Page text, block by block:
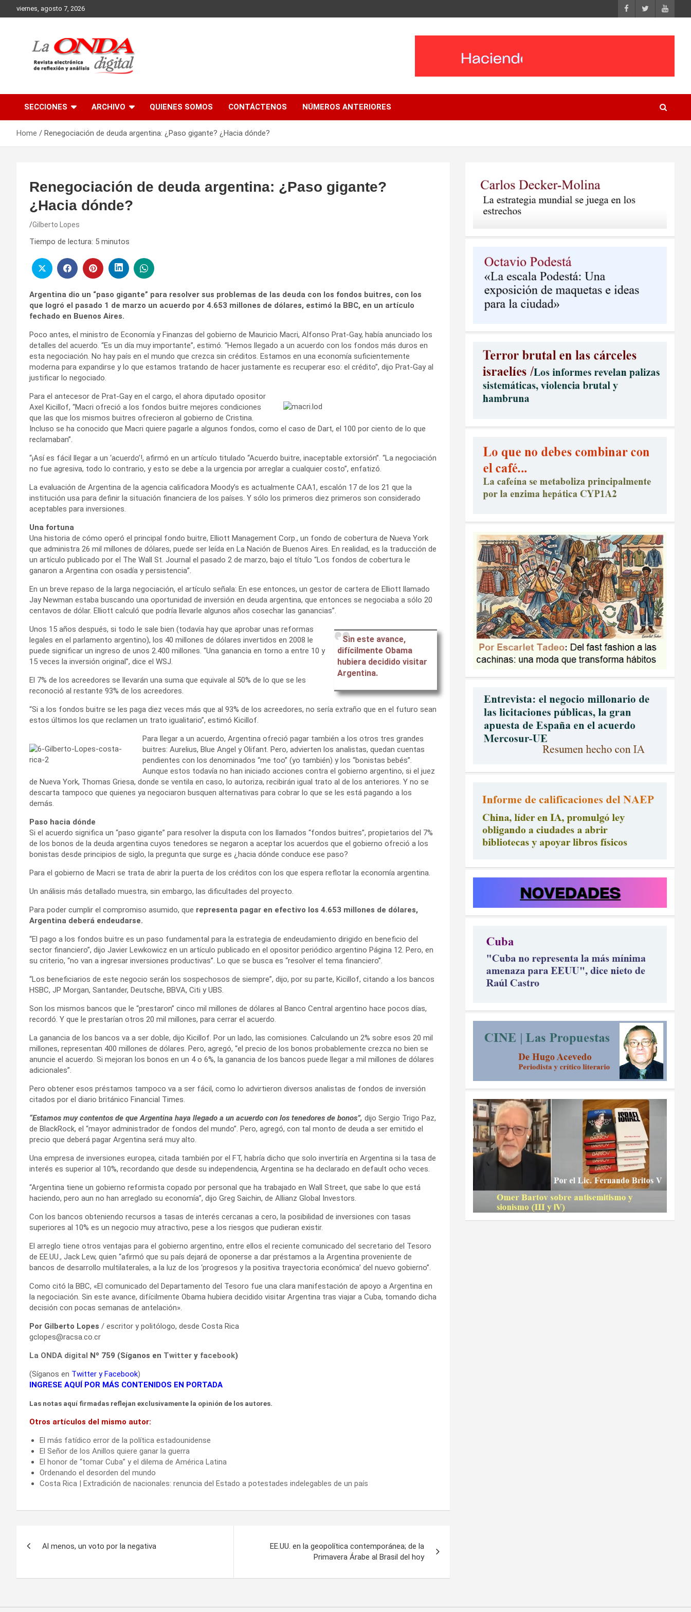
to
viernes, agosto 7, 2026
SECCIONES ARCHIVO QUIENES SOMOS CONTÁCTENOS NÚMEROS ANTERIORES
Home Renegociación de deuda argentina: ¿Paso gigante? ¿Hacia dónde?
Renegociación de deuda argentina: ¿Paso gigante?
¿Hacia dónde?
Gilberto Lopes
Tiempo de lectura: 5 minutos
Argentina dio un “paso gigante” para resolver sus problemas de las deuda con los fondos buitres, con los
que logró el pasado 1 de marzo un acuerdo por 4.653 millones de dólares, estimó la BBC, en un artículo
fechado en Buenos Aires.
Poco antes, el ministro de Economía y Finanzas del gobierno de Mauricio Macri, Alfonso Prat-Gay, había anunciado los
detalles del acuerdo. “Es un día muy importante”, estimó. “Hemos llegado a un acuerdo con los fondos más duros en
esta negociación. No hay país en el mundo que crezca sin créditos. Estamos en una economía suficientemente
moderna para expandirse y lo que estamos tratando de hacer justamente es recuperar eso: el crédito”, dijo Prat-Gay al
justificar lo negociado.
Para el antecesor de Prat-Gay en el cargo, el ahora diputado opositor
Axel Kicillof, “Macri ofreció a los fondos buitre mejores condiciones
que las que los mismos buitres ofrecieron al gobierno de Cristina.
Incluso se ha conocido que Macri quiere pagarle a algunos fondos, como el caso de Dart, el 100 por ciento de lo que
reclamaban”.
“¡Así es fácil llegar a un ‘acuerdo’!, afirmó en un artículo titulado “Acuerdo buitre, inaceptable extorsión”. “La negociación
no fue agresiva, todo lo contrario, y esto se debe a la urgencia por arreglar a cualquier costo”, enfatizó.
La evaluación de Argentina de la agencia calificadora Moody’s es actualmente CAA1, escalón 17 de los 21 que la
institución usa para definir la situación financiera de los países. Y sólo los primeros diez primeros son considerado
aceptables para inversiones.
Una fortuna
Una historia de cómo operó el principal fondo buitre, Elliott Management Corp., un fondo de cobertura de Nueva York
que administra 26 mil millones de dólares, puede ser leída en La Nación de Buenos Aires. En realidad, es la traducción de
un artículo publicado por el The Wall St. Journal el pasado 2 de marzo, bajo el título “Los fondos de cobertura le
ganaron a Argentina con osadía y persistencia”.
En un breve repaso de la larga negociación, el artículo señala: En ese entonces, un gestor de cartera de Elliott llamado
Jay Newman estaba buscando una oportunidad de inversión en deuda argentina, que entonces se negociaba a sólo 20
centavos de dólar. Elliott calculó que podría llevarle algunos años cosechar las ganancias”.
Sin este avance,
difícilmente Obama
hubiera decidido visitar
Argentina.
Unos 15 años después, si todo le sale bien (todavía hay que aprobar unas reformas
legales en el parlamento argentino), los 40 millones de dólares invertidos en 2008 le
puede significar un ingreso de unos 2.400 millones. “Una ganancia en torno a entre 10 y
15 veces la inversión original”, dice el WSJ.
El 7% de los acreedores se llevarán una suma que equivale al 50% de lo que se les
reconoció al restante 93% de los acreedores.
“Si a los fondos buitre se les paga diez veces más que al 93% de los acreedores, no sería extraño que en el futuro sean
estos últimos los que reclamen un trato igualitario”, estimó Kicillof.
Para llegar a un acuerdo, Argentina ofreció pagar también a los otros tres grandes
buitres: Aurelius, Blue Angel y Olifant. Pero, advierten los analistas, quedan cuentas
pendientes con los denominados “me too” (yo también) y los “bonistas bebés”.
Aunque estos todavía no han iniciado acciones contra el gobierno argentino, si el juez
de Nueva York, Thomas Griesa, donde se ventila en caso, lo autoriza, recibirán igual trato al de los anteriores. Y no se
descarta tampoco que quienes ya negociaron busquen alternativas para cobrar lo que se les está pagando a los
demás.
Paso hacia dónde
Si el acuerdo significa un “paso gigante” para resolver la disputa con los llamados “fondos buitres”, propietarios del 7%
de los bonos de la deuda argentina cuyos tenedores se negaron a aceptar los acuerdos que el gobierno ofreció a los
bonistas desde principios de siglo, la pregunta que surge es ¿hacia dónde conduce ese paso?
Para el gobierno de Macri se trata de abrir la puerta de los créditos con los que espera reflotar la economía argentina.
Un análisis más detallado muestra, sin embargo, las dificultades del proyecto.
Para poder cumplir el compromiso asumido, que representa pagar en efectivo los 4.653 millones de dólares,
Argentina deberá endeudarse.
“El pago a los fondos buitre es un paso fundamental para la estrategia de endeudamiento dirigido en beneficio del
sector financiero”, dijo Javier Lewkowicz en un artículo publicado en el opositor periódico argentino Página 12. Pero, en
su criterio, “no van a ingresar inversiones productivas”. Lo que se busca es “resolver el tema financiero”.
“Los beneficiarios de este negocio serán los sospechosos de siempre”, dijo, por su parte, Kicillof, citando a los bancos
HSBC, JP Morgan, Santander, Deutsche, BBVA, Citi y UBS.
Son los mismos bancos que le “prestaron” cinco mil millones de dólares al Banco Central argentino hace pocos días,
recordó. Y que le prestarían otros 20 mil millones, para cerrar el acuerdo.
La ganancia de los bancos va a ser doble, dijo Kicillof. Por un lado, las comisiones. Calculando un 2% sobre esos 20 mil
millones, representan 400 millones de dólares. Pero, agregó, “el precio de los bonos probablemente crezca no bien se
anuncie el acuerdo. Si mejoran los bonos en un 4 o 6%, la ganancia de los bancos puede llegar a mil millones de dólares
adicionales”.
Pero obtener esos préstamos tampoco va a ser fácil, como lo advirtieron diversos analistas de fondos de inversión
citados por el diario británico Financial Times.
“Estamos muy contentos de que Argentina haya llegado a un acuerdo con los tenedores de bonos”, dijo Sergio Trigo Paz,
de BlackRock, el “mayor administrador de fondos del mundo”. Pero, agregó, con tal monto de deuda a ser emitido el
precio que deberá pagar Argentina será muy alto.
Una empresa de inversiones europea, citada también por el FT, habría dicho que solo invertiría en Argentina si la tasa de
interés es superior al 10%, recordando que desde su independencia, Argentina se ha declarado en default ocho veces.
“Argentina tiene un gobierno reformista copado por personal que ha trabajado en Wall Street, que sabe lo que está
haciendo, pero aun no han arreglado su economía”, dijo Greg Saichin, de Allianz Global Investors.
Con los bancos obteniendo recursos a tasas de interés cercanas a cero, la posibilidad de inversiones con tasas
superiores al 10% es un negocio muy atractivo, pese a los riesgos que pudieran existir.
El arreglo tiene otros ventajas para el gobierno argentino, entre ellos el reciente comunicado del secretario del Tesoro
de EE.UU., Jack Lew, quien “afirmó que su país dejará de oponerse a dar préstamos a la Argentina proveniente de
bancos de desarrollo multilaterales, a la luz de los ‘progresos y la positiva trayectoria económica’ del nuevo gobierno”.
Como citó la BBC, «El comunicado del Departamento del Tesoro fue una clara manifestación de apoyo a Argentina en
la negociación. Sin este avance, difícilmente Obama hubiera decidido visitar Argentina tras viajar a Cuba, tomando dicha
decisión con pocas semanas de antelación».
Por Gilberto Lopes / escritor y politólogo, desde Costa Rica
gclopes@racsa.co.cr
La ONDA digital Nº 759 (Síganos en Twitter y facebook)
(Síganos en Twitter yFacebook)
INGRESE AQUÍ POR MÁS CONTENIDOS EN PORTADA
Las notas aquí firmadas reflejan exclusivamente la opinión de los autores.
Otros artículos del mismo autor:
El más fatídico error de la política estadounidense
El Señor de los Anillos quiere ganar la guerra
El honor de “tomar Cuba” y el dilema de América Latina
Ordenando el desorden del mundo
Costa Rica | Extradición de nacionales: renuncia del Estado a potestades indelegables de un país
entradas
Al menos, un voto por la negativa
EE.UU. en la geopolítica contemporánea; de la
Primavera Árabe al Brasil del hoy